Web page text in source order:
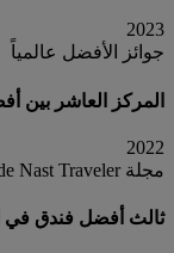
2023
جوائز الأفضل عالمياً
المركز العاشر بين
2022
مجلة Conde Nast Traveler
ثالث أفضل فندق في